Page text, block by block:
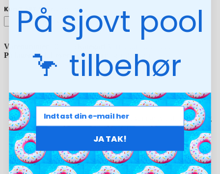
Tilføj til kurv
Varenummer
På lager
4 stk. Leveringstid fjernlager 2-4 uger
Hurtig levering
Stort udvalg på eget lager sikrer hurtig levering; typisk dag-til-dag
på lagervarer!
Spar penge
På sjovt pool
🦩 tilbehør
JA TAK!